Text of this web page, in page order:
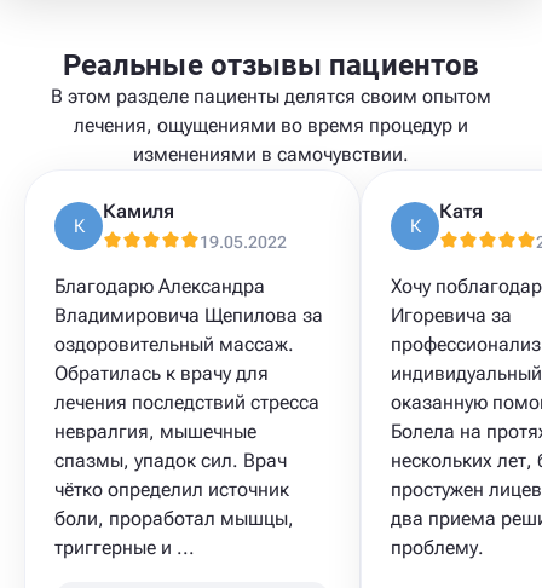
Реальные отзывы пациентов
В этом разделе пациенты делятся своим опытом
лечения, ощущениями во время процедур и
изменениями в самочувствии.
К
Камиля
19.05.2022
Благодарю Александра
Владимировича Щепилова за
оздоровительный массаж.
Обратилась к врачу для
лечения последствий стресса
невралгия, мышечные
спазмы, упадок сил. Врач
чётко определил источник
боли, проработал мышцы,
триггерные и ...
К
Катя
Хочу
Игоревича за
оказанную
Болела на
нескольких лет,
простужен
два приема
проблему.